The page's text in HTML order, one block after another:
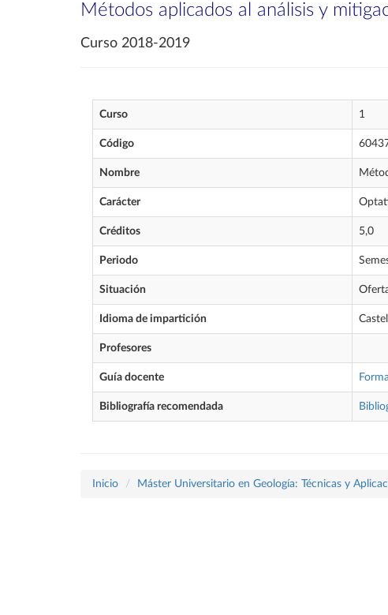
Métodos aplicados al análisis y
Curso 2018-2019
Curso 1
Código
Nombre
Carácter
Créditos 5,0
Periodo
Situación
Idioma de impartición
Profesores
Guía docente
Bibliografía recomendada
Inicio Máster Universitario en Geología: Técnicas y